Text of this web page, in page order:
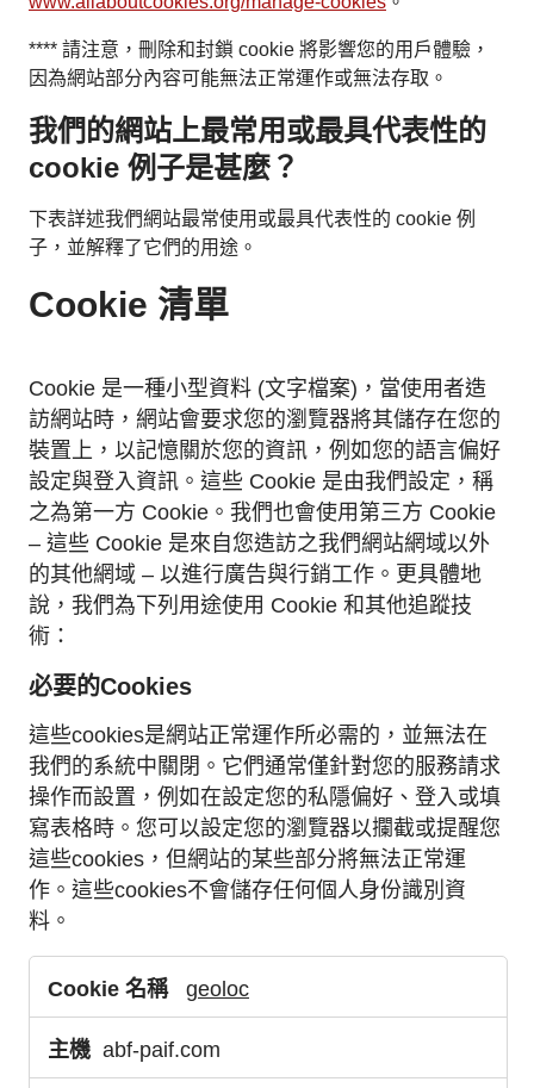
**** 請注意，刪除和封鎖 cookie 將影響您的用戶體驗，
因為網站部分內容可能無法正常運作或無法存取。
我們的網站上最常用或最具代表性的
cookie 例子是甚麼？
下表詳述我們網站最常使用或最具代表性的 cookie 例
子，並解釋了它們的用途。
Cookie 清單
Cookie 是一種小型資料 (文字檔案)，當使用者造
訪網站時，網站會要求您的瀏覽器將其儲存在您的
裝置上，以記憶關於您的資訊，例如您的語言偏好
設定與登入資訊。這些 Cookie 是由我們設定，稱
之為第一方 Cookie。我們也會使用第三方 Cookie
– 這些 Cookie 是來自您造訪之我們網站網域以外
的其他網域 – 以進行廣告與行銷工作。更具體地
說，我們為下列用途使用 Cookie 和其他追蹤技
術：
必要的Cookies
這些cookies是網站正常運作所必需的，並無法在
我們的系統中關閉。它們通常僅針對您的服務請求
操作而設置，例如在設定您的私隱偏好、登入或填
寫表格時。您可以設定您的瀏覽器以攔截或提醒您
這些cookies，但網站的某些部分將無法正常運
作。這些cookies不會儲存任何個人身份識別資
料。
的
C
geoloc
abf-paif.com